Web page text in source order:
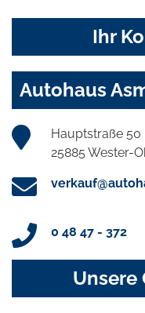
Ihr
Autohaus
Hauptstraße 50
25885 Wester-
0 48 47 - 372
Unsere